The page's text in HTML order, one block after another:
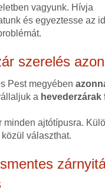
vagyunk. Hívja
és egyeztesse az
szerelés
Pest megyében
a hevederzárak
minden ajtótípusra.
választhat.